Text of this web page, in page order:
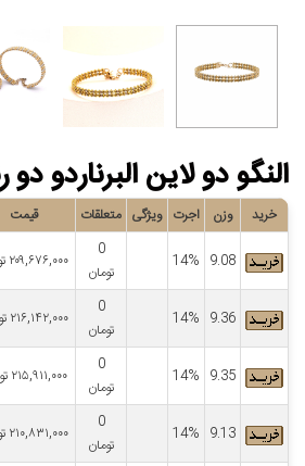
النگو دو لاین البرناردو
خرید وزن اجرت ویژگی متعلقات قیمت
9.08
14%
0
تومان
۲۰۹,۶۷۶,۰۰۰
9.36
14%
0
تومان
۲۱۶,۱۴۲,۰۰۰
9.35
14%
0
تومان
۲۱۵,۹۱۱,۰۰۰
9.13
14%
0
تومان
۲۱۰,۸۳۱,۰۰۰